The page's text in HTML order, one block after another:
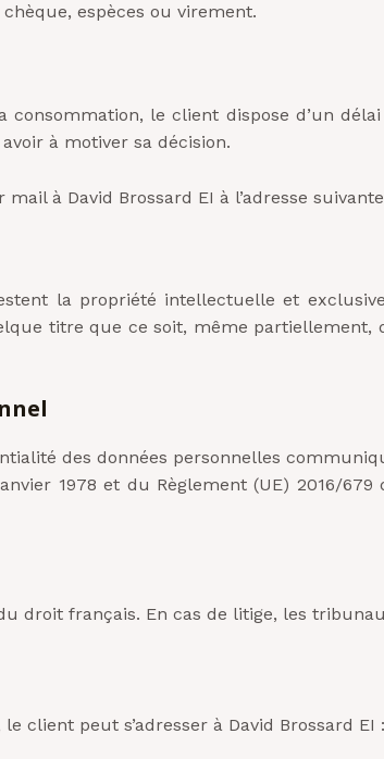
espèces ou virement.
consommation, le client dispose d’un
à motiver sa décision.
à David Brossard EI à l’adresse
la propriété intellectuelle et exclusive
titre que ce soit, même partiellement,
des données personnelles
1978 et du Règlement (UE) 2016/
droit français. En cas de litige, les
client peut s’adresser à David Brossard EI